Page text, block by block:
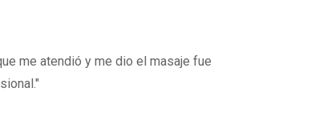
me atendió y me dio el masaje fue